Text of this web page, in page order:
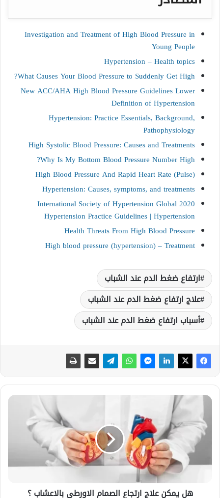
Investigation and Treatment of High Blood Pressure in
Young People
Hypertension – Health topics
What Causes Your Blood Pressure to Suddenly Get High?
New ACC/AHA High Blood Pressure Guidelines Lower
Definition of Hypertension
Hypertension: Practice Essentials, Background,
Pathophysiology
High Systolic Blood Pressure: Causes and Treatments
Why Is My Bottom Blood Pressure Number High?
High Blood Pressure And Rapid Heart Rate (Pulse)
Hypertension: Causes, symptoms, and treatments
2020 International Society of Hypertension Global
Hypertension Practice Guidelines | Hypertension
Health Threats From High Blood Pressure
High blood pressure (hypertension) – Treatment
ارتفاع ضغط الدم عند الشباب
علاج ارتفاع ضغط الدم عند الشباب
أسباب ارتفاع ضغط الدم عند الشباب
ه
ع
هل يمكن علاج ارتجاع الصمام الاورطى بالاعشاب ؟